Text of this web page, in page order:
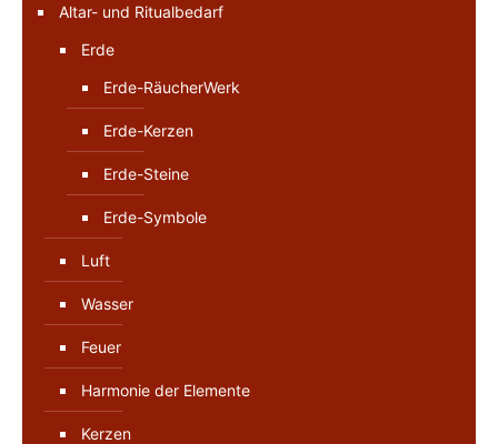
Altar- und Ritualbedarf
Erde
Erde-RäucherWerk
Erde-Kerzen
Erde-Steine
Erde-Symbole
Luft
Wasser
Feuer
Harmonie der Elemente
Kerzen